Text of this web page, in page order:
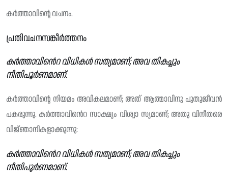
കർത്താവിന്റെ വചനം.
പ്രതിവചനസങ്കീർത്തനം
കർത്താവിൻെറ വിധികൾ സത്യമാണ്; അവ തികച്ചും
നീതിപൂർണമാണ്.
കർത്താവിന്റെ നിയമം അവികലമാണ്; അത് ആത്മാവിനു പുതുജീവൻ
പകരുന്നു. കർത്താവിൻെറ സാക്ഷ്യം വിശ്വാ സ്യമാണ്; അതു വിനീതരെ
വിജ്‌ഞാനികളാക്കുന്നു:
കർത്താവിൻെറ വിധികൾ സത്യമാണ്; അവ തികച്ചും
നീതിപൂർണമാണ്.